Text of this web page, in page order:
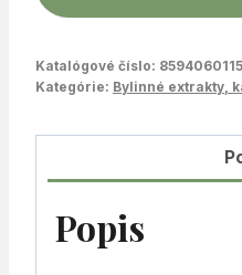
Katalógové číslo:
Kategórie: Bylinné extrakty,
Popis